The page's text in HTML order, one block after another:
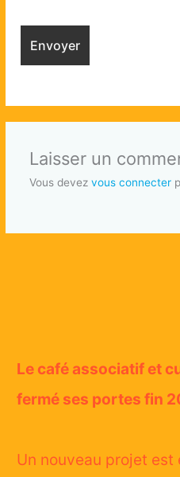
Laisser un
Vous devez vous connecter
Le café associatif et
fermé ses portes fin
Un nouveau projet est